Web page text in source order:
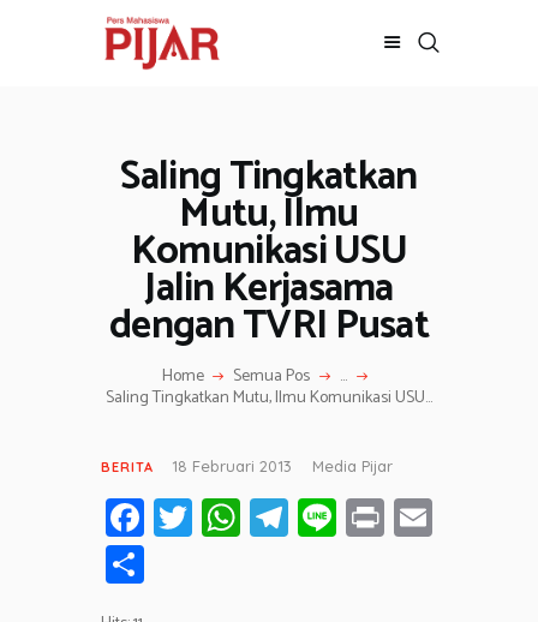
Saling Tingkatkan
Mutu, Ilmu
Komunikasi USU
Jalin Kerjasama
dengan TVRI Pusat
Home Semua Pos ...
Saling Tingkatkan Mutu, Ilmu Komunikasi USU...
BERITA
ADVERTORIAL
SOSOK
GALERI
HIBURAN
JALAN-JALAN
GAYA HIDUP
OLAHRAGA
d
i
M
a
l
.
BERITA 18 Februari 2013 Media Pijar
Fa
ce
T
wi
W
h
T
el
Li
n
Pr
in